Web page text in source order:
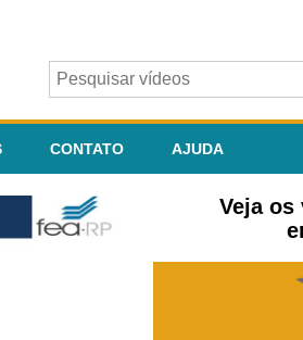
CONTATO AJUDA
Veja